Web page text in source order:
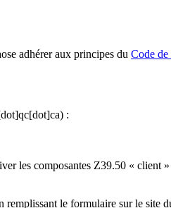
adhérer aux principes du Code de
:
les composantes Z39.50 « client
remplissant le formulaire sur le site